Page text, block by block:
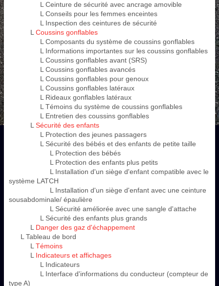
L Ceinture de sécurité avec ancrage amovible
L Conseils pour les femmes enceintes
L Inspection des ceintures de sécurité
LCoussins gonflables
L Composants du système de coussins gonflables
L Informations importantes sur les coussins gonflables
L Coussins gonflables avant (SRS)
L Coussins gonflables avancés
L Coussins gonflables pour genoux
L Coussins gonflables latéraux
L Rideaux gonflables latéraux
L Témoins du système de coussins gonflables
L Entretien des coussins gonflables
LSécurité des enfants
L Protection des jeunes passagers
L Sécurité des bébés et des enfants de petite taille
L Protection des bébés
L Protection des enfants plus petits
L Installation d'un siège d'enfant compatible avec le
système LATCH
L Installation d'un siège d'enfant avec une ceinture
sousabdominale/ épaulière
L Sécurité améliorée avec une sangle d'attache
L Sécurité des enfants plus grands
L Danger des gaz d'échappement
L Tableau de bord
LTémoins
L Indicateurs et affichages
L Indicateurs
L Interface d'informations du conducteur (compteur de
type A)